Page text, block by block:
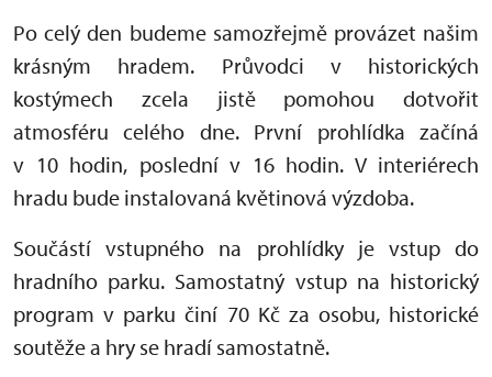
Po celý den budeme samozřejmě provázet našim
krásným hradem. Průvodci v historických
kostýmech zcela jistě pomohou dotvořit
atmosféru celého dne. První prohlídka začíná
v 10 hodin, poslední v 16 hodin. V interiérech
hradu bude instalovaná květinová výzdoba.
Součástí vstupného na prohlídky je vstup do
hradního parku. Samostatný vstup na historický
program v parku činí 70 Kč za osobu, historické
soutěže a hry se hradí samostatně.